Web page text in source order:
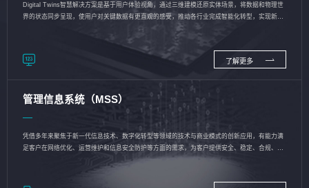
Digital Twins智慧解决方案是基于用户体验视角，通过三维建模还原实体场景，将数据和物理世
界的状态同步呈现，使用户对关键数据有更直观的感受，推动各行业完成智能化转型，实现新旧
了解更多
管理信息系统（MSS）
凭借多年来聚焦于新一代信息技术、数字化转型等领域的技术与商业模式的创新应用，有能力满
足客户在网络优化、运营维护和信息安全防护等方面的需求，为客户提供安全、稳定、合规、持